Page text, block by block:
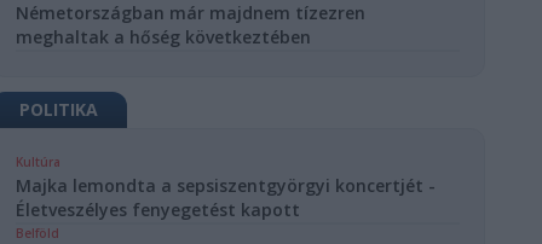
Németországban már majdnem tízezren
meghaltak a hőség következtében
POLITIKA
Kultúra
Majka lemondta a sepsiszentgyörgyi koncertjét -
Életveszélyes fenyegetést kapott
Belföld